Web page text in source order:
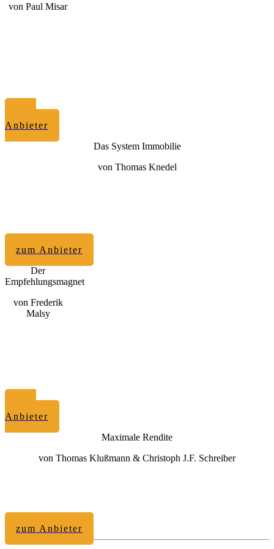
von Paul Misar
Anbieter
Das System Immobilie
von Thomas Knedel
zum Anbieter
Der
Empfehlungsmagnet
von Frederik
Malsy
Anbieter
Maximale Rendite
von Thomas Klußmann & Christoph J.F. Schreiber
zum Anbieter